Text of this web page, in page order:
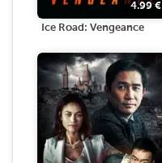
4.99€
Ice Road: Vengeance